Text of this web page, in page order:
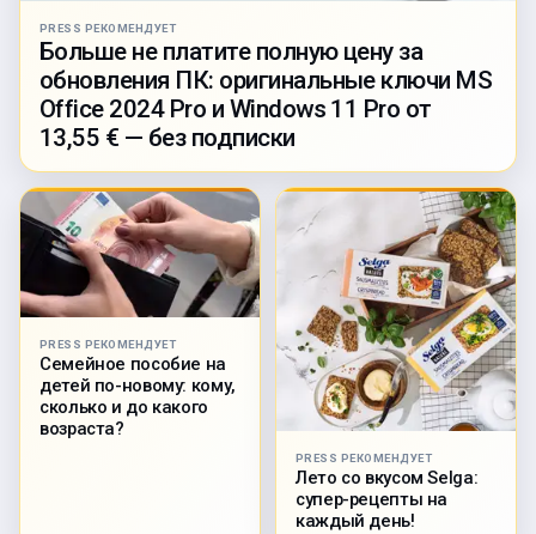
PRESS РЕКОМЕНДУЕТ
Больше не платите полную цену за
обновления ПК: оригинальные ключи MS
Office 2024 Pro и Windows 11 Pro от
13,55 € — без подписки
PRESS РЕКОМЕНДУЕТ
Семейное пособие на
детей по-новому: кому,
сколько и до какого
возраста?
PRESS РЕКОМЕНДУЕТ
Лето со вкусом Selga:
супер-рецепты на
каждый день!